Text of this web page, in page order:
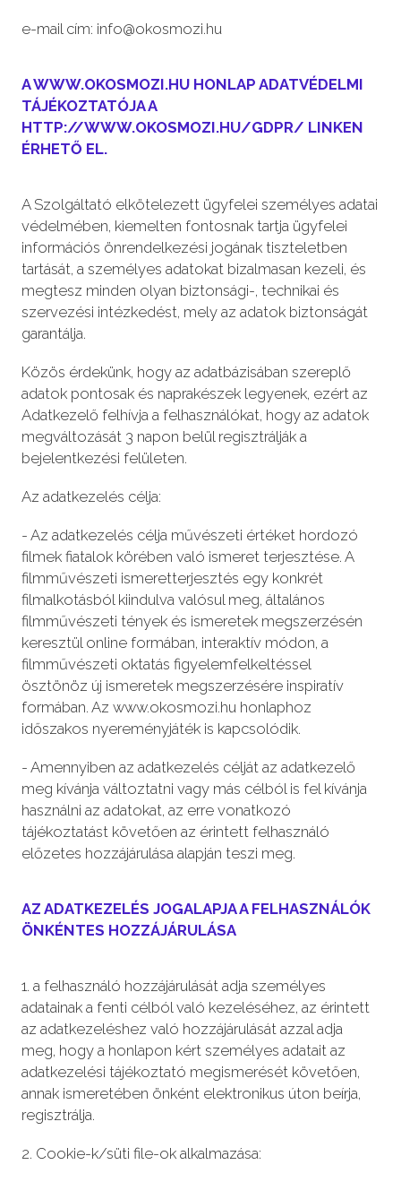
e-mail cím: info@okosmozi.hu
A WWW.OKOSMOZI.HU HONLAP ADATVÉDELMI
TÁJÉKOZTATÓJA A
HTTP://WWW.OKOSMOZI.HU/GDPR/ LINKEN
ÉRHETŐ EL.
A Szolgáltató elkötelezett ügyfelei személyes adatai
védelmében, kiemelten fontosnak tartja ügyfelei
információs önrendelkezési jogának tiszteletben
tartását, a személyes adatokat bizalmasan kezeli, és
megtesz minden olyan biztonsági-, technikai és
szervezési intézkedést, mely az adatok biztonságát
garantálja.
Közös érdekünk, hogy az adatbázisában szereplő
adatok pontosak és naprakészek legyenek, ezért az
Adatkezelő felhívja a felhasználókat, hogy az adatok
megváltozását 3 napon belül regisztrálják a
bejelentkezési felületen.
Az adatkezelés célja:
- Az adatkezelés célja művészeti értéket hordozó
filmek fiatalok körében való ismeret terjesztése. A
filmművészeti ismeretterjesztés egy konkrét
filmalkotásból kiindulva valósul meg, általános
filmművészeti tények és ismeretek megszerzésén
keresztül online formában, interaktív módon, a
filmművészeti oktatás figyelemfelkeltéssel
ösztönöz új ismeretek megszerzésére inspiratív
formában. Az www.okosmozi.hu honlaphoz
időszakos nyereményjáték is kapcsolódik.
- Amennyiben az adatkezelés célját az adatkezelő
meg kívánja változtatni vagy más célból is fel kívánja
használni az adatokat, az erre vonatkozó
tájékoztatást követően az érintett felhasználó
előzetes hozzájárulása alapján teszi meg.
AZ ADATKEZELÉS JOGALAPJA A FELHASZNÁLÓK
ÖNKÉNTES HOZZÁJÁRULÁSA
1. a felhasználó hozzájárulását adja személyes
adatainak a fenti célból való kezeléséhez, az érintett
az adatkezeléshez való hozzájárulását azzal adja
meg, hogy a honlapon kért személyes adatait az
adatkezelési tájékoztató megismerését követően,
annak ismeretében önként elektronikus úton beírja,
regisztrálja.
2. Cookie-k/süti file-ok alkalmazása: